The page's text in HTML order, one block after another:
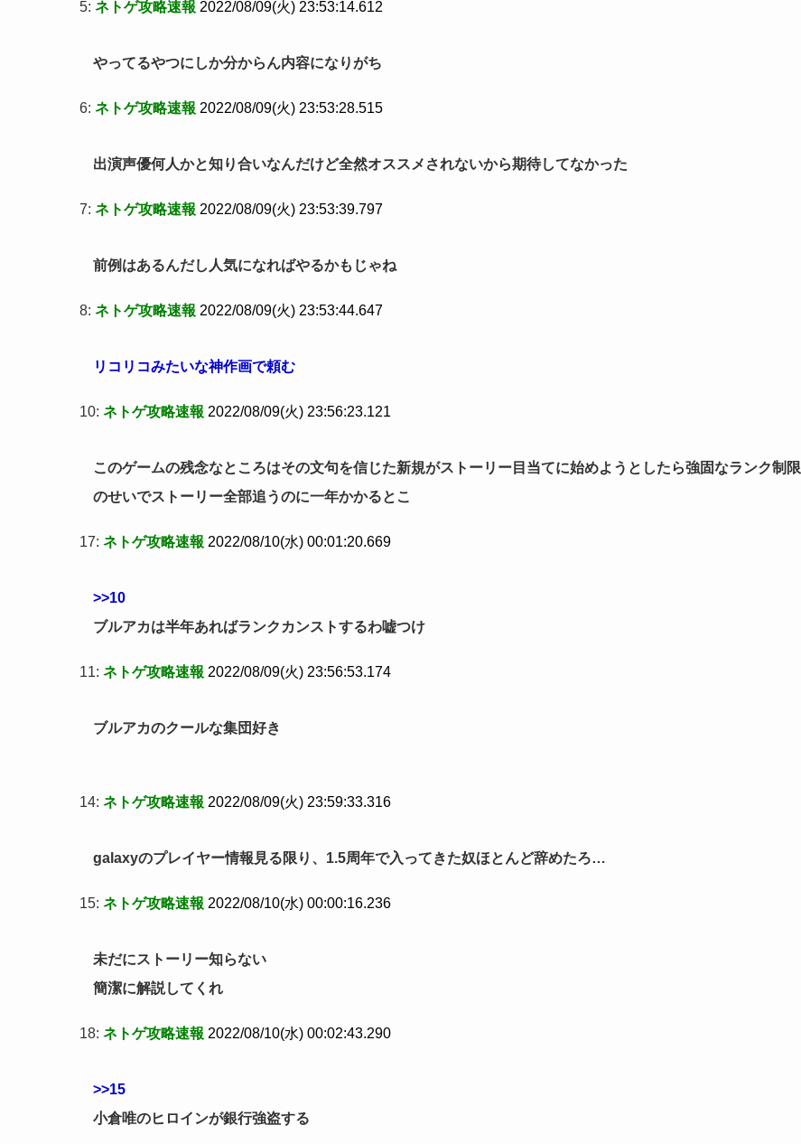
5: ネトゲ攻略速報 2022/08/09(火) 23:53:14.612
やってるやつにしか分からん内容になりがち
6: ネトゲ攻略速報 2022/08/09(火) 23:53:28.515
出演声優何人かと知り合いなんだけど全然オススメされないから期待してなかった
7: ネトゲ攻略速報 2022/08/09(火) 23:53:39.797
前例はあるんだし人気になればやるかもじゃね
8: ネトゲ攻略速報 2022/08/09(火) 23:53:44.647
リコリコみたいな神作画で頼む
10: ネトゲ攻略速報 2022/08/09(火) 23:56:23.121
このゲームの残念なところはその文句を信じた新規がストーリー目当てに始めようとしたら強固なランク制限
のせいでストーリー全部追うのに一年かかるとこ
17: ネトゲ攻略速報 2022/08/10(水) 00:01:20.669
>>10
ブルアカは半年あればランクカンストするわ嘘つけ
11: ネトゲ攻略速報 2022/08/09(火) 23:56:53.174
ブルアカのクールな集団好き
14: ネトゲ攻略速報 2022/08/09(火) 23:59:33.316
galaxyのプレイヤー情報見る限り、1.5周年で入ってきた奴ほとんど辞めたろ…
15: ネトゲ攻略速報 2022/08/10(水) 00:00:16.236
未だにストーリー知らない
簡潔に解説してくれ
18: ネトゲ攻略速報 2022/08/10(水) 00:02:43.290
>>15
小倉唯のヒロインが銀行強盗する